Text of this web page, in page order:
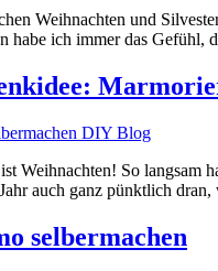
Weihnachten und
habe ich immer das
Weihnachten! So langsam
auch ganz pünktlich
selbermachen